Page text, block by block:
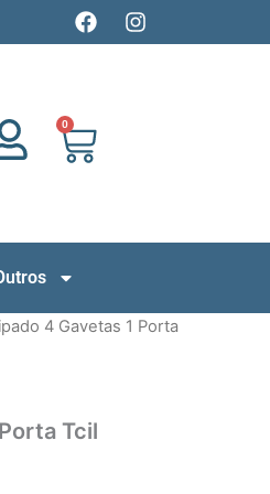
F
a
o
k
I
n
0
Cart
4 Gavetas 1 Porta
Tcil